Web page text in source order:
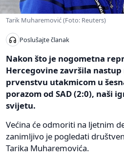
Tarik Muharemović (Foto: Reuters)
Poslušajte članak
Nakon što je nogometna
Hercegovine završila nastup
prvenstvu utakmicom u
porazom od SAD (2:0), naši
svijetu.
Većina će odmoriti na ljetnim
zanimljivo je pogledati
Tarika Muharemovića.